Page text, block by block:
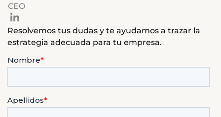
CEO
Resolvemos tus dudas y te ayudamos a trazar la
estrategia adecuada para tu empresa.